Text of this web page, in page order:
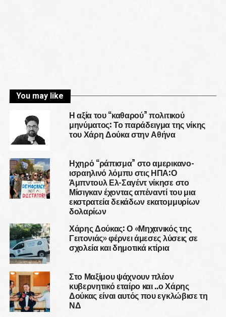
You may like
Η αξία του “καθαρού” πολιτικού
μηνύματος: Το παράδειγμα της νίκης
του Χάρη Δούκα στην Αθήνα
Ηχηρό “ράπισμα” στο αμερικανο-
ισραηλινό λόμπυ στις ΗΠΑ:Ο
Άμπντουλ Ελ-Σαγέντ νίκησε στο
Μίσιγκαν έχοντας απέναντί του μια
εκστρατεία δεκάδων εκατομμυρίων
δολαρίων
Χάρης Δούκας: Ο «Μηχανικός της
Γειτονιάς» φέρνει άμεσες λύσεις σε
σχολεία και δημοτικά κτίρια
Στο Μαξίμου ψάχνουν πλέον
κυβερνητικό εταίρο και ..ο Χάρης
Δούκας είναι αυτός που εγκλώβισε τη
ΝΔ